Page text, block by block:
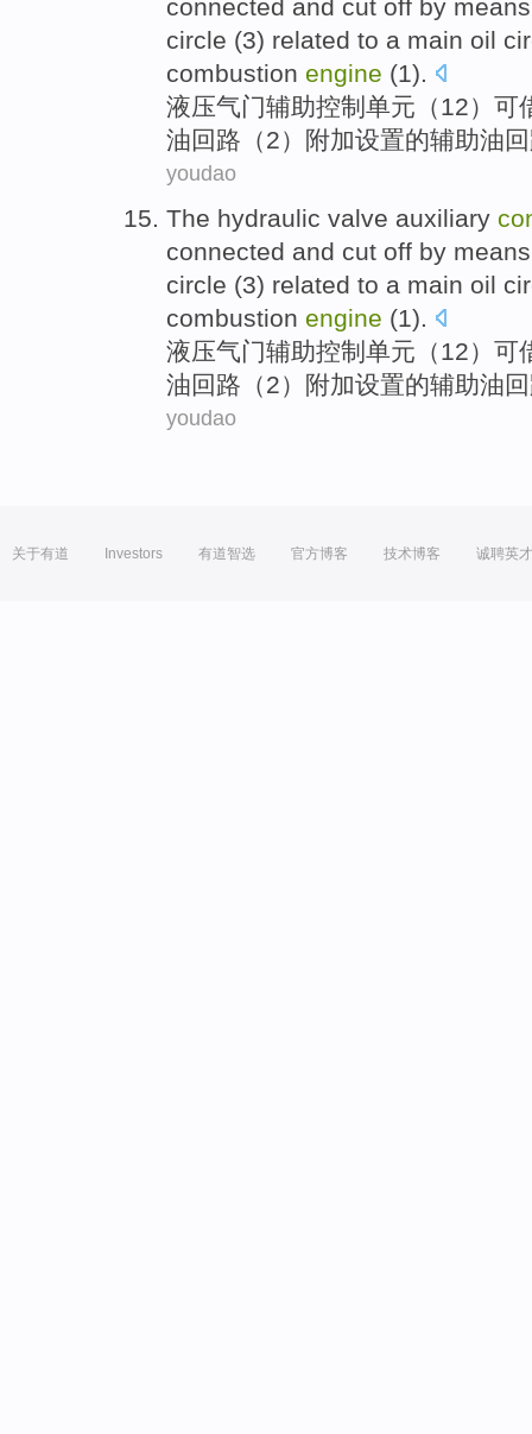
connected and cut off by means
circle (3) related to a main oil
combustion engine (1).
液压气门辅助控制 单元 （12） 可
油回路 （2） 附加设置的辅助油
youdao
The hydraulic valve auxiliary
connected and cut off by means
circle (3) related to a main oil
combustion engine (1).
液压气门辅助控制 单元 （12） 可
油回路 （2） 附加设置的辅助油
youdao
关于有道 Investors 有道智选 官方博客 技术博客 诚聘英才